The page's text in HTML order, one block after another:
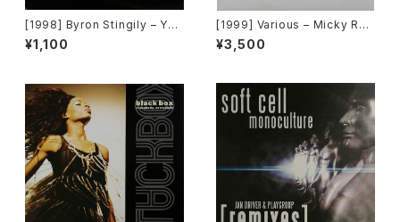
[1998] Byron Stingily – You
Make Me Feel (Mighty Rea
l) [Nervous Records]
¥1,100
[1999] Various – Micky Rec
ord Vol. 49 [Micky Record
s Inc.][PROMO]
¥3,500